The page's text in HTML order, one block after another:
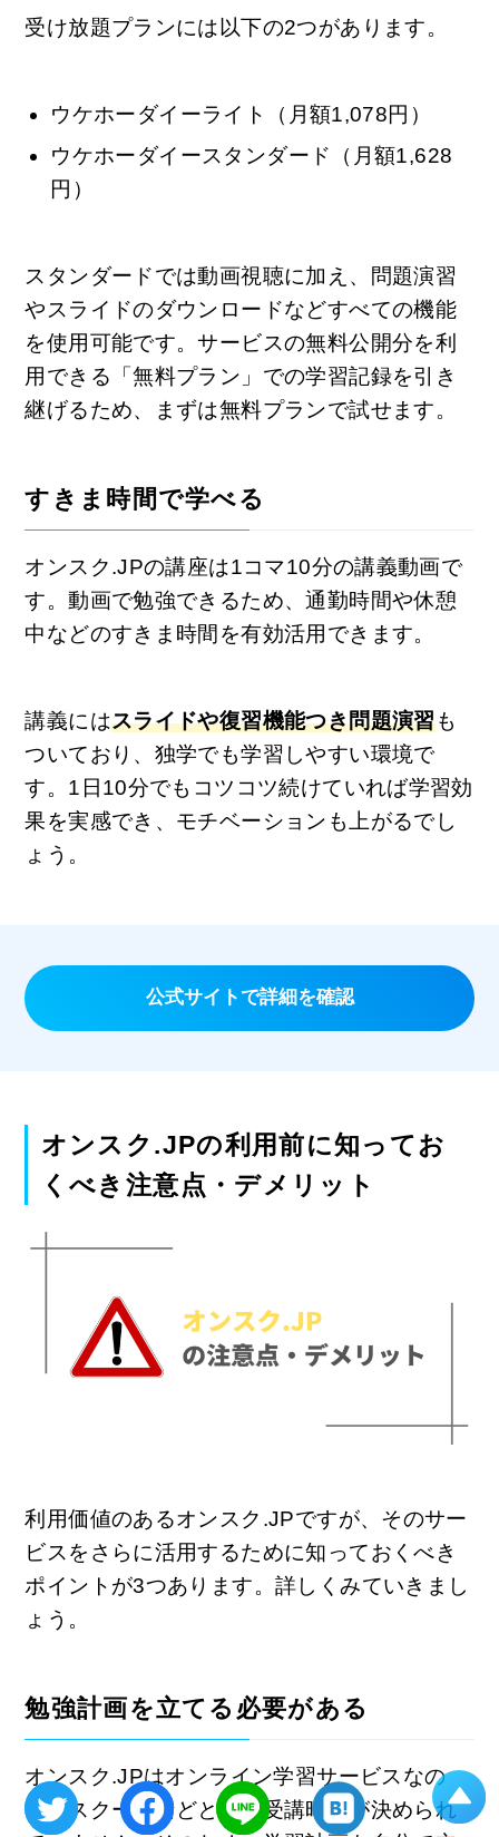
受け放題プランには以下の2つがあります。
ウケホーダイーライト（月額1,078円）
ウケホーダイースタンダード（月額1,628
円）
スタンダードでは動画視聴に加え、問題演習
やスライドのダウンロードなどすべての機能
を使用可能です。サービスの無料公開分を利
用できる「無料プラン」での学習記録を引き
継げるため、まずは無料プランで試せます。
すきま時間で学べる
オンスク.JPの講座は1コマ10分の講義動画で
す。動画で勉強できるため、通勤時間や休憩
中などのすきま時間を有効活用できます。
講義にはスライドや復習機能つき問題演習も
ついており、独学でも学習しやすい環境で
す。1日10分でもコツコツ続けていれば学習効
果を実感でき、モチベーションも上がるでし
ょう。
公式サイトで詳細を確認
オンスク.JPの利用前に知ってお
くべき注意点・デメリット
利用価値のあるオンスク.JPですが、そのサー
ビスをさらに活用するために知っておくべき
ポイントが3つあります。詳しくみていきまし
ょう。
勉強計画を立てる必要がある
オンスク.JPはオンライン学習サービスなの
で、スクールなどと違い受講時間が決められ